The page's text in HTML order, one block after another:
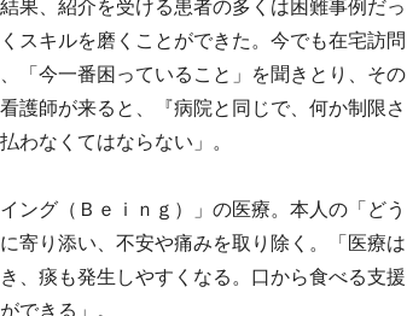
果、紹介を受ける患者の多くは困難事例だっ
スキルを磨くことができた。今でも在宅訪問
「今一番困っていること」を聞きとり、その
護師が来ると、『病院と同じで、何か制限さ
わなくてはならない」。
ング（Ｂｅｉｎｇ）」の医療。本人の「どう
寄り添い、不安や痛みを取り除く。「医療は
、痰も発生しやすくなる。口から食べる支援
できる」。